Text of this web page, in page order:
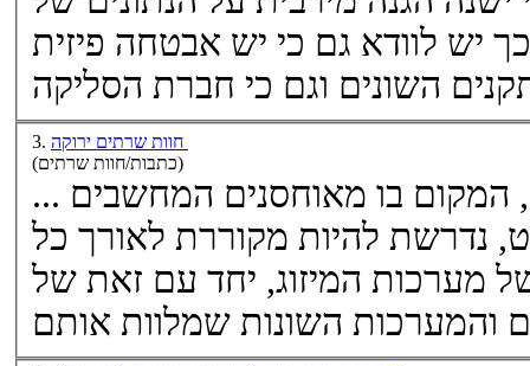
יש לוודא גם כי יש אבטחה פיזית
3.
(כתבות/חוות שרתים)
, המקום בו מאוחסנים המחשבים
נדרשת להיות מקוררת לאורך כל
מערכות המיזוג, יחד עם זאת של